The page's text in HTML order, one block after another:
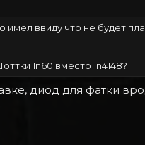
ввиду что не будет
1n60 вместо 1n4148?
диод для фатки